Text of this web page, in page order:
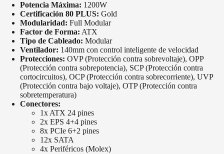
Potencia Máxima: 1200W
Certificación 80 PLUS: Gold
Modularidad: Full Modular
Factor de Forma: ATX
Tipo de Cableado: Modular
Ventilador: 140mm con control inteligente de velocidad
Protecciones: OVP (Protección contra sobrevoltaje), OPP
(Protección contra sobrepotencia), SCP (Protección contra
cortocircuitos), OCP (Protección contra sobrecorriente), UVP
(Protección contra bajo voltaje), OTP (Protección contra
sobretemperatura)
Conectores:
1x ATX 24 pines
2x EPS 4+4 pines
8x PCIe 6+2 pines
12x SATA
4x Periféricos (Molex)